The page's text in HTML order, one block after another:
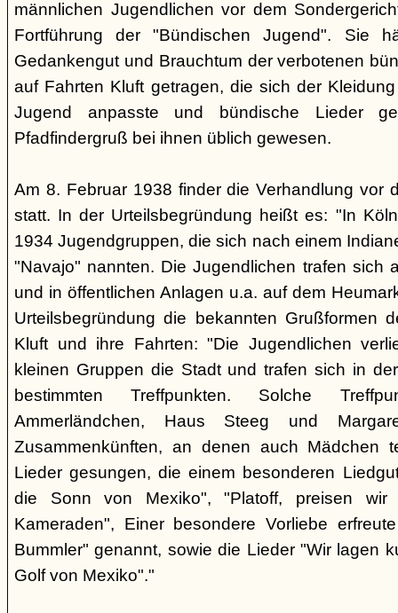
männlichen Jugendlichen vor dem
Fortführung der "Bündischen Jugend". Sie
Gedankengut und Brauchtum der verbotenen
auf Fahrten Kluft getragen, die sich der
Jugend anpasste und bündische Lieder
Pfadfindergruß bei ihnen üblich gewesen.
Am 8. Februar 1938 finder die Verhandlung vor
statt. In der Urteilsbegründung heißt es: "In
1934 Jugendgruppen, die sich nach einem
"Navajo" nannten. Die Jugendlichen trafen sich
und in öffentlichen Anlagen u.a. auf dem
Urteilsbegründung die bekannten Grußformen
Kluft und ihre Fahrten: "Die Jugendlichen
kleinen Gruppen die Stadt und trafen sich in
bestimmten Treffpunkten. Solche
Ammerländchen, Haus Steeg und
Zusammenkünften, an denen auch Mädchen
Lieder gesungen, die einem besonderen
die Sonn von Mexiko", "Platoff, preisen
Kameraden", Einer besondere Vorliebe
Bummler" genannt, sowie die Lieder "Wir lagen
Golf von Mexiko"."